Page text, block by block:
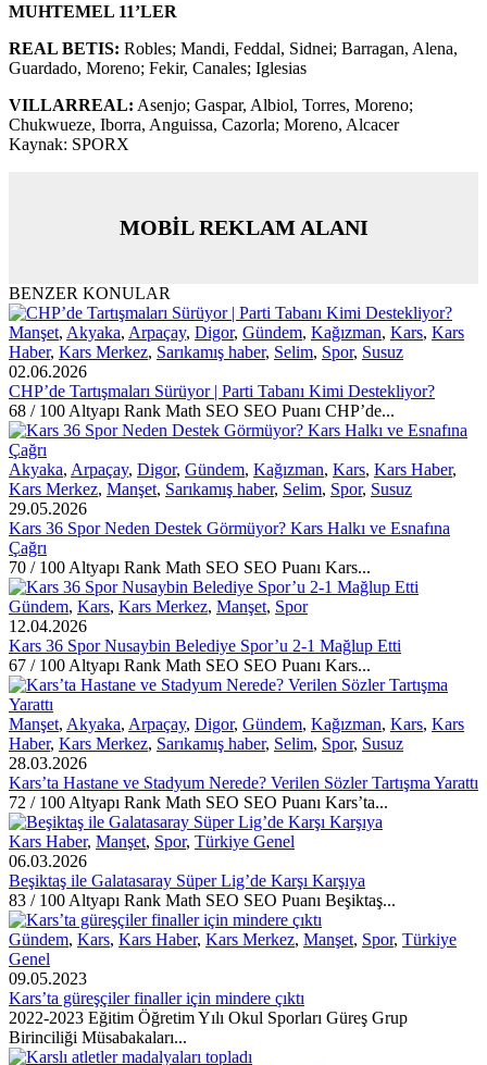
MUHTEMEL 11’LER
REAL BETIS: Robles; Mandi, Feddal, Sidnei; Barragan, Alena,
Guardado, Moreno; Fekir, Canales; Iglesias
VILLARREAL: Asenjo; Gaspar, Albiol, Torres, Moreno;
Chukwueze, Iborra, Anguissa, Cazorla; Moreno, Alcacer
Kaynak: SPORX
MOBİL REKLAM ALANI
BENZER KONULAR
Manşet, Akyaka, Arpaçay, Digor, Gündem, Kağızman, Kars, Kars
Haber, Kars Merkez, Sarıkamış haber, Selim, Spor, Susuz
02.06.2026
CHP’de Tartışmaları Sürüyor | Parti Tabanı Kimi Destekliyor?
68 / 100 Altyapı Rank Math SEO SEO Puanı CHP’de...
Akyaka, Arpaçay, Digor, Gündem, Kağızman, Kars, Kars Haber,
Kars Merkez, Manşet, Sarıkamış haber, Selim, Spor, Susuz
29.05.2026
Kars 36 Spor Neden Destek Görmüyor? Kars Halkı ve Esnafına
Çağrı
70 / 100 Altyapı Rank Math SEO SEO Puanı Kars...
Gündem, Kars, Kars Merkez, Manşet, Spor
12.04.2026
Kars 36 Spor Nusaybin Belediye Spor’u 2-1 Mağlup Etti
67 / 100 Altyapı Rank Math SEO SEO Puanı Kars...
Manşet, Akyaka, Arpaçay, Digor, Gündem, Kağızman, Kars, Kars
Haber, Kars Merkez, Sarıkamış haber, Selim, Spor, Susuz
28.03.2026
Kars’ta Hastane ve Stadyum Nerede? Verilen Sözler Tartışma Yarattı
72 / 100 Altyapı Rank Math SEO SEO Puanı Kars’ta...
Kars Haber, Manşet, Spor, Türkiye Genel
06.03.2026
Beşiktaş ile Galatasaray Süper Lig’de Karşı Karşıya
83 / 100 Altyapı Rank Math SEO SEO Puanı Beşiktaş...
Gündem, Kars, Kars Haber, Kars Merkez, Manşet, Spor, Türkiye
Genel
09.05.2023
Kars’ta güreşçiler finaller için mindere çıktı
2022-2023 Eğitim Öğretim Yılı Okul Sporları Güreş Grup
Birinciliği Müsabakaları...